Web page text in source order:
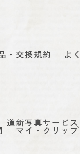
・交換規約 よ
道新写真サービス
マイ・クリップ